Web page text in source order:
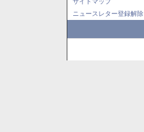
ニュースレター登録解除